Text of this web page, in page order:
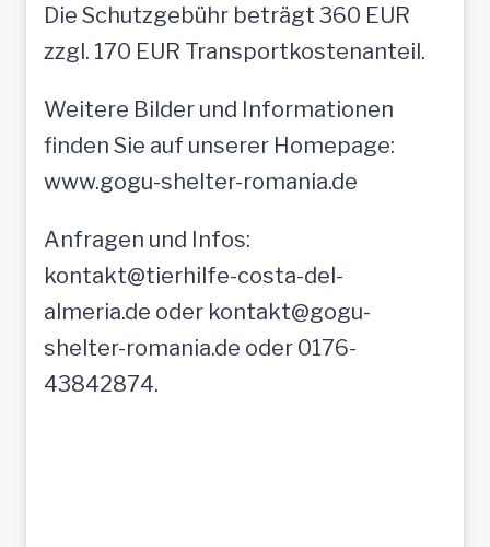
Die Schutzgebühr beträgt 360 EUR
zzgl. 170 EUR Transportkostenanteil.
Weitere Bilder und Informationen
finden Sie auf unserer Homepage:
www.gogu-shelter-romania.de
Anfragen und Infos:
kontakt@tierhilfe-costa-del-
almeria.de oder kontakt@gogu-
shelter-romania.de oder 0176-
43842874.